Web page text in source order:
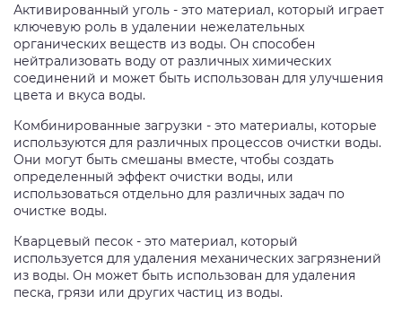
Активированный уголь - это материал, который играет
ключевую роль в удалении нежелательных
органических веществ из воды. Он способен
нейтрализовать воду от различных химических
соединений и может быть использован для улучшения
цвета и вкуса воды.
Комбинированные загрузки - это материалы, которые
используются для различных процессов очистки воды.
Они могут быть смешаны вместе, чтобы создать
определенный эффект очистки воды, или
использоваться отдельно для различных задач по
очистке воды.
Кварцевый песок - это материал, который
используется для удаления механических загрязнений
из воды. Он может быть использован для удаления
песка, грязи или других частиц из воды.